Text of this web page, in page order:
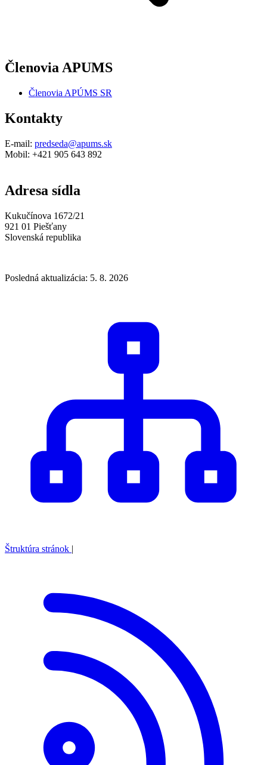
Členovia APUMS
Členovia APÚMS SR
Kontakty
E-mail: predseda@apums.sk
Mobil: +421 905 643 892
Adresa sídla
Kukučínova 1672/21
921 01 Piešťany
Slovenská republika
Posledná aktualizácia: 5. 8. 2026
Štruktúra stránok |